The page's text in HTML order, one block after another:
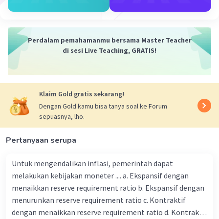
politik keamanan nasional menjadi tidak
yang stabil dan mencapai kemajuan ekonomi,
sosial, dan budaya.
Level 89
07 April 2024 03:13
Jawaban terverifikasi
Soekarno ke Soeharto, Indonesia mengalami
kondisi yang sangat tegang, ditandai dengan
kerusuhan politik, krisis ekonomi, dan
ketidakstabilan sosial. Berikut adalah gambaran
lebih rinci tentang kondisi Indonesia pada masa
Perdalam pemahamanmu bersama Master Teacher
di sesi Live Teaching, GRATIS!
Klaim Gold gratis sekarang!
Dengan Gold kamu bisa tanya soal ke Forum
sepuasnya, lho.
Pertanyaan serupa
Untuk mengendalikan inflasi, pemerintah dapat
melakukan kebijakan moneter .... a. Ekspansif dengan
menaikkan reserve requirement ratio b. Ekspansif dengan
menurunkan reserve requirement ratio c. Kontraktif
dengan menaikkan reserve requirement ratio d. Kontraktif